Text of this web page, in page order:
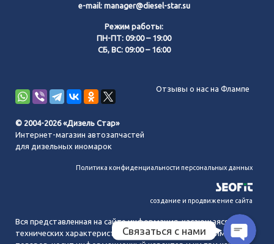
e-mail: manager@diesel-star.su
Режим работы:
ПН-ПТ: 09:00 – 19:00
СБ, ВС: 09:00 – 16:00
Отзывы о нас на Флампе
© 2004-2026 «Дизель Стар»
Интернет-магазин автозапчастей
для дизельных иномарок
Политика конфиденциальности персональных данных
создание и продвижение сайта
Вся представленная на сайте информация, касающаяся
технических характеристик, наличия на складе, стоимости
Связаться с нами